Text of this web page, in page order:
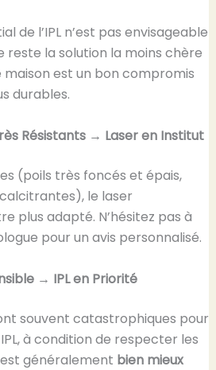
de l’IPL n’est pas envisageable
reste la solution la moins chère
est un bon compromis
durables.
Résistants → Laser en Institut
(poils très foncés et épais,
le laser
plus adapté. N’hésitez pas à
pour un avis personnalisé.
→ IPL en Priorité
souvent catastrophiques pour
à condition de respecter les
généralement bien mieux